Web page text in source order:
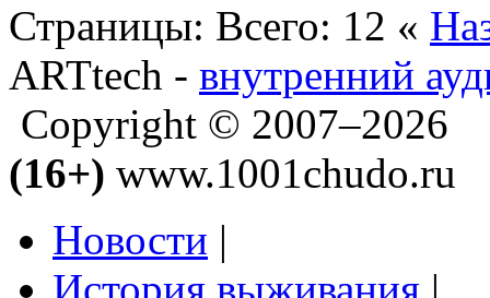
Страницы: Всего: 12 «
ARTtech - внутренний
Copyright © 2007–2026
(16+) www.1001chudo.ru
Новости |
История выживания |